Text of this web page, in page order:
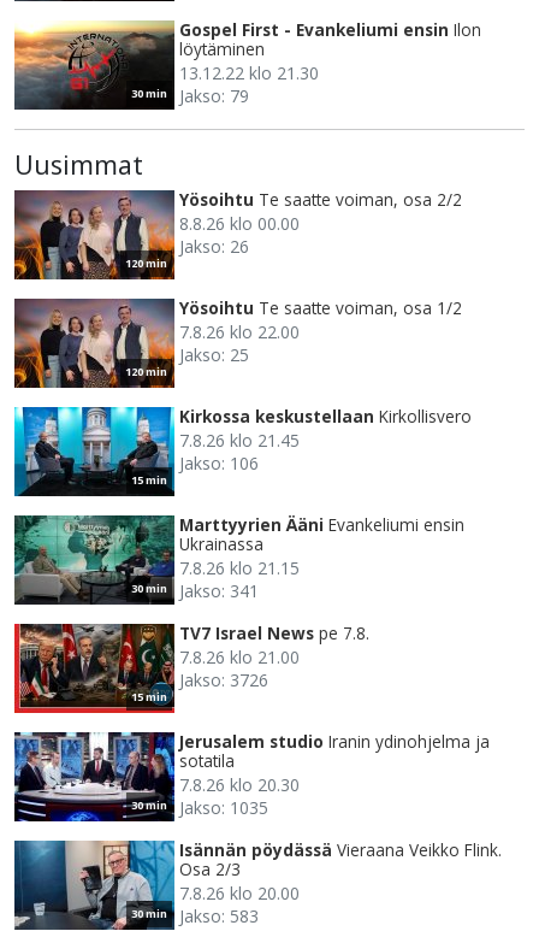
30 min
Gospel First - Evankeliumi ensin Ilon
löytäminen
13.12.22 klo 21.30
Jakso: 79
Uusimmat
120 min
Yösoihtu Te saatte voiman, osa 2/2
8.8.26 klo 00.00
Jakso: 26
120 min
Yösoihtu Te saatte voiman, osa 1/2
7.8.26 klo 22.00
Jakso: 25
15 min
Kirkossa keskustellaan Kirkollisvero
7.8.26 klo 21.45
Jakso: 106
30 min
Marttyyrien Ääni Evankeliumi ensin
Ukrainassa
7.8.26 klo 21.15
Jakso: 341
15 min
TV7 Israel News pe 7.8.
7.8.26 klo 21.00
Jakso: 3726
30 min
Jerusalem studio Iranin ydinohjelma ja
sotatila
7.8.26 klo 20.30
Jakso: 1035
30 min
Isännän pöydässä Vieraana Veikko Flink.
Osa 2/3
7.8.26 klo 20.00
Jakso: 583